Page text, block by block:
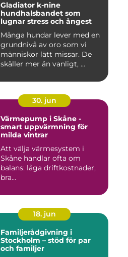
Gladiator k-nine
hundhalsbandet som
lugnar stress och ångest
Många hundar lever med en
grundnivå av oro som vi
människor lätt missar. De
skäller mer än vanligt, ...
30. jun
Värmepump i Skåne -
smart uppvärmning för
milda vintrar
Att välja värmesystem i
Skåne handlar ofta om
balans: låga driftkostnader,
bra...
18. jun
Familjerådgivning i
Stockholm – stöd för par
och familjer